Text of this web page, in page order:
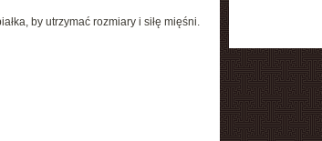
by utrzymać rozmiary i siłę mięśni.